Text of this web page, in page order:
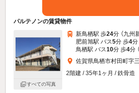
パルテノンの賃貸物件
すべての写真
新鳥栖駅 歩24分 （九州
肥前旭駅 バス5分 歩4分
鳥栖駅 バス10分 歩4分
佐賀県鳥栖市村田町字
2階建 / 35年1ヶ月 / 鉄骨造